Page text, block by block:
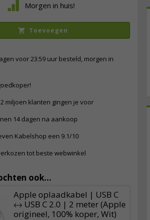
Morgen in huis!
Toevoegen
voor 23:59 uur besteld, morgen in
miljoen klanten gingen je voor
14 dagen na aankoop
Kabelshop een 9.1/10
tot beste webwinkel
ook...
Apple oplaadkabel | USB C
↔ USB C 2.0 | 2 meter (Apple
origineel, 100% koper, Wit)